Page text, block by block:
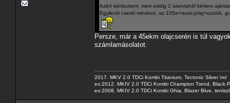
Azért kérdeztem, mert eddig 2 szerviznél kértem
Egyiknél cserél mindent, az 105e+rezsi,(olaj+szürök,
Persze, már a 45ekm olajcserén is túl
számlamásolatot.
2017. MKV 2.0 TDCi Kombi Titanium, Tectonic Silver \m/
ex:2012. MKIV 2.0 TDCi Kombi Champion Trend, Black
ex:2008. MKIV 2.0 TDCi Kombi Ghia, Blazer Blue,